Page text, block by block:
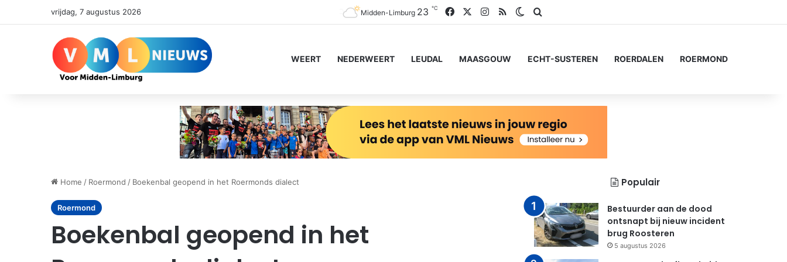
vrijdag, 7 augustus 2026 Midden-Limburg 23 ℃ FacebookInstagram
RSS Switch skin
WEERT NEDERWEERT LEUDAL MAASGOUW ECHT-SUSTEREN ROERDALEN ROERMOND
Home / Roermond / Boekenbal geopend in het Roermonds dialect
Roermond
Boekenbal geopend in het
Populair
Bestuurder aan de dood
ontsnapt bij nieuw incident
brug Roosteren
5 augustus 2026